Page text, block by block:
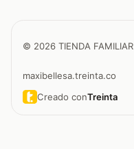
© 2026 TIENDA FAMILIAR
maxibellesa.treinta.co
Creado conTreinta